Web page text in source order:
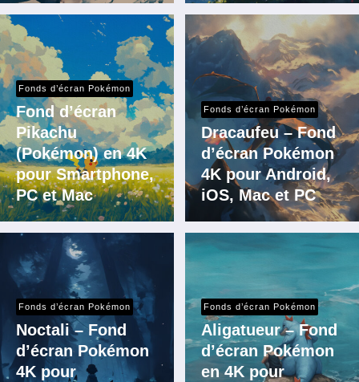
Fonds d’écran Pokémon
Fond d’écran
Pikachu
(Pokémon) en 4K
pour Smartphone,
PC et Mac
Fonds d’écran Pokémon
Dracaufeu – Fond
d’écran Pokémon
4K pour Android,
iOS, Mac et PC
Fonds d’écran Pokémon
Noctali – Fond
d’écran Pokémon
4K pour
Fonds d’écran Pokémon
Aligatueur – Fond
d’écran Pokémon
en 4K pour